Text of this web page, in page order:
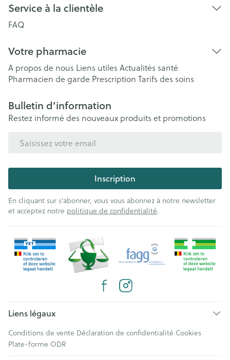
Service à la clientèle
FAQ
Votre pharmacie
A propos de nous Liens utiles Actualités santé
Pharmacien de garde Prescription Tarifs des soins
Bulletin d’information
Restez informé des nouveaux produits et promotions
Inscription
En cliquant sur s'abonner, vous vous abonnez à notre newsletter
et acceptez notre politique de confidentialité.
Liens légaux
Conditions de vente Déclaration de confidentialité Cookies
Plate-forme ODR